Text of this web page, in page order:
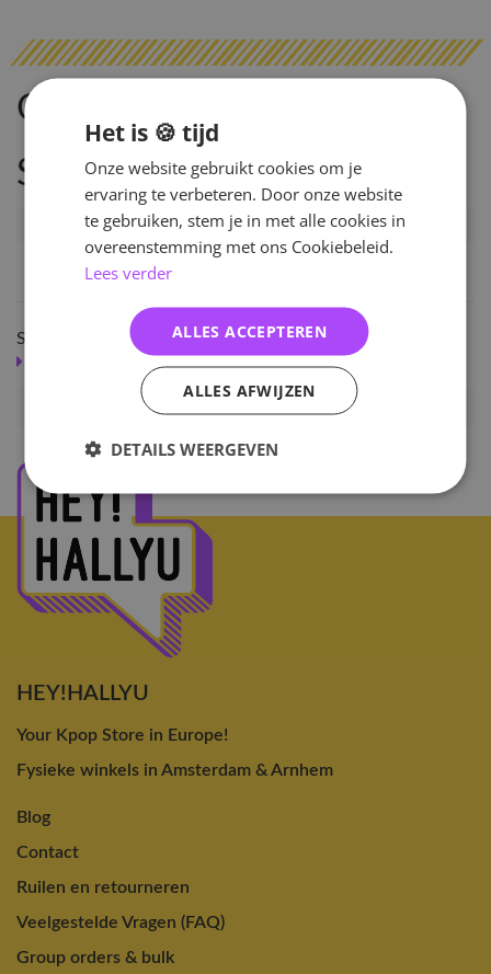
Omschrijving
Specificaties
Artikelnummer
50664
Shop meer
The Link Merch - JAEHYUN, Photo Story Book
HEY!HALLYU
Your Kpop Store in Europe!
Fysieke winkels in Amsterdam & Arnhem
Blog
Contact
Ruilen en retourneren
Veelgestelde Vragen (FAQ)
Group orders & bulk
Het is 🍪 tijd
Onze website gebruikt cookies om je
ervaring te verbeteren. Door onze website
te gebruiken, stem je in met alle cookies in
overeenstemming met ons Cookiebeleid.
Lees verder
ALLES ACCEPTEREN
ALLES AFWIJZEN
DETAILS WEERGEVEN